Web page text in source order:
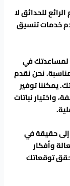
للحدائق لا
خدمات تنسيق
لمساعدتك في
نحن نقدم
يمكننا توفير
واختيار نباتات
حقيقة في
وأفكار
توقعاتك